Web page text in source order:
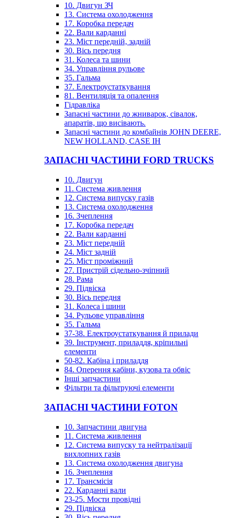
10. Двигун ЗЧ
13. Система охолодження
17. Коробка передач
22. Вали карданні
23. Міст передній, задній
30. Вісь передня
31. Колеса та шини
34. Управління рульове
35. Гальма
37. Електроустаткування
81. Вентиляція та опалення
Гідравліка
Запасні частини до жниварок, сівалок,
апаратів, що висівають.
Запасні частини до комбайнів JOHN DEERE,
NEW HOLLAND, CASE IH
ЗАПАСНІ ЧАСТИНИ FORD TRUCKS
10. Двигун
11. Система живлення
12. Система випуску газів
13. Система охолодження
16. Зчеплення
17. Коробка передач
22. Вали карданні
23. Міст передній
24. Міст задній
25. Міст проміжний
27. Пристрій сідельно-зчіпний
28. Рама
29. Підвіска
30. Вісь передня
31. Колеса і шини
34. Рульове управління
35. Гальма
37-38. Електроустаткування й прилади
39. Інструмент, приладдя, кріпильні
елементи
50-82. Кабіна і приладдя
84. Оперення кабіни, кузова та обвіс
Інші запчастини
Фільтри та фільтруючі елементи
ЗАПАСНІ ЧАСТИНИ FOTON
10. Запчастини двигуна
11. Система живлення
12. Система випуску та нейтралізації
вихлопних газів
13. Система охолодження двигуна
16. Зчеплення
17. Трансмісія
22. Карданні вали
23-25. Мости провідні
29. Підвіска